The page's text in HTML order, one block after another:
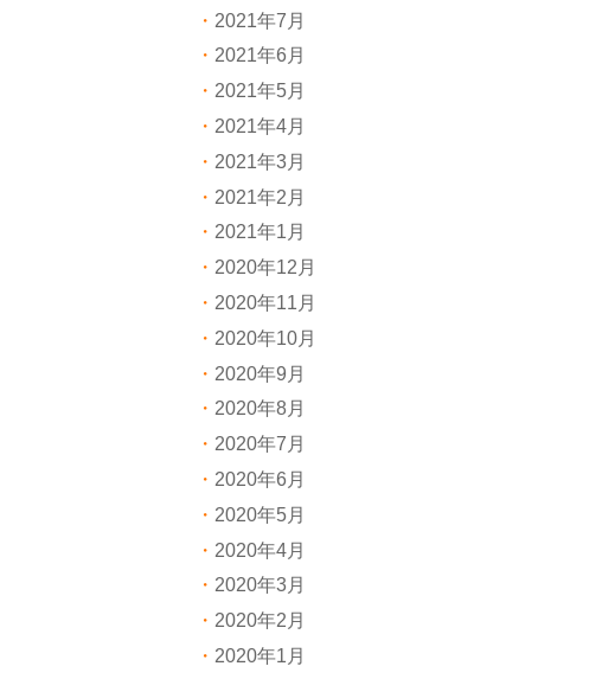
2021年7月
2021年6月
2021年5月
2021年4月
2021年3月
2021年2月
2021年1月
2020年12月
2020年11月
2020年10月
2020年9月
2020年8月
2020年7月
2020年6月
2020年5月
2020年4月
2020年3月
2020年2月
2020年1月